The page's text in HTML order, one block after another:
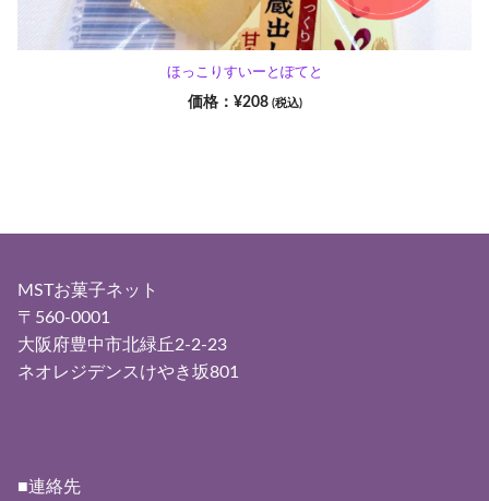
ほっこりすいーとぽてと
¥208 (税込)
MSTお菓子ネット
〒560-0001
大阪府豊中市北緑丘2-2-23
ネオレジデンスけやき坂801
■連絡先